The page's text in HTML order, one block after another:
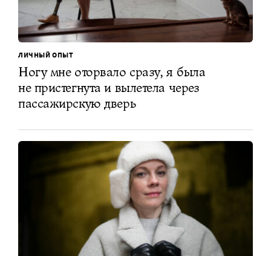
ЛИЧНЫЙ ОПЫТ
Ногу мне оторвало сразу, я была
не пристегнута и вылетела через
пассажирскую дверь